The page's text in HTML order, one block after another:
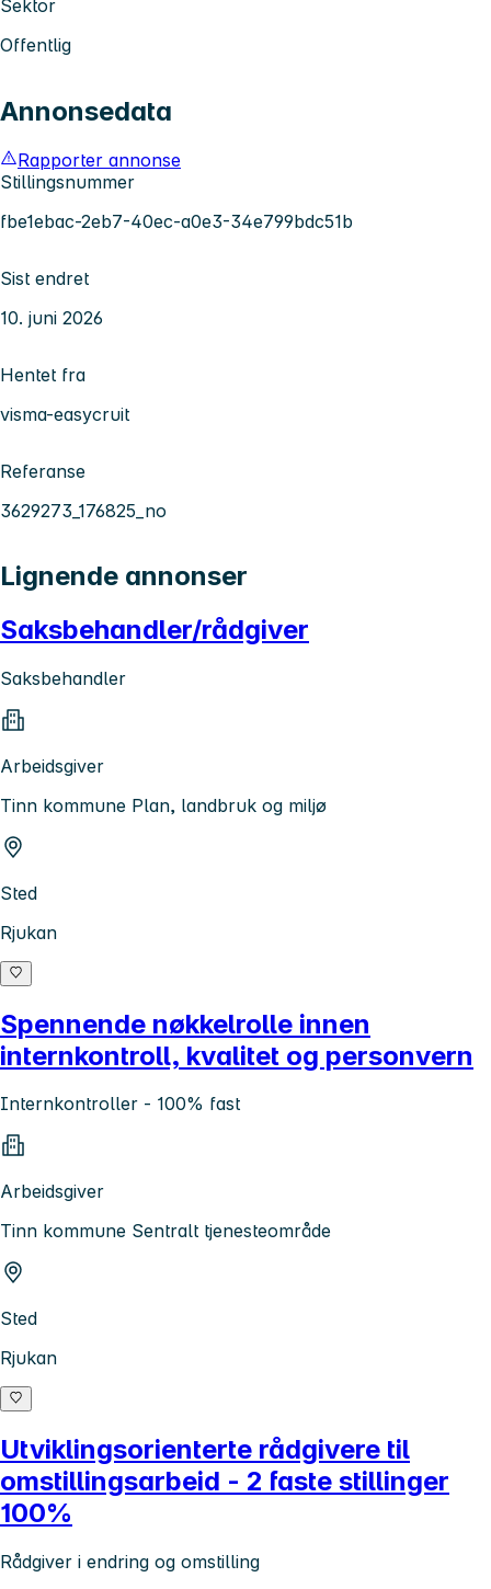
Sektor
Offentlig
Annonsedata
Rapporter annonse
Stillingsnummer
fbe1ebac-2eb7-40ec-a0e3-34e799bdc51b
Sist endret
10. juni 2026
Hentet fra
visma-easycruit
Referanse
3629273_176825_no
Lignende annonser
Saksbehandler/rådgiver
Saksbehandler
Arbeidsgiver
Tinn kommune Plan, landbruk og miljø
Sted
Rjukan
Spennende nøkkelrolle innen
internkontroll, kvalitet og personvern
Internkontroller - 100% fast
Arbeidsgiver
Tinn kommune Sentralt tjenesteområde
Sted
Rjukan
Utviklingsorienterte rådgivere til
omstillingsarbeid - 2 faste stillinger
100%
Rådgiver i endring og omstilling